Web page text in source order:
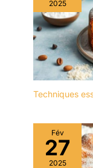
2025
Techniques
Fév
27
2025